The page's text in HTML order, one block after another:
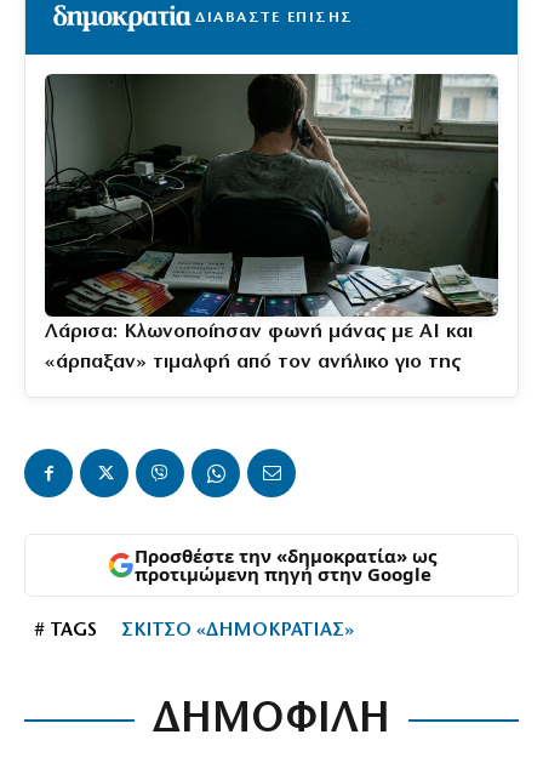
ΔΙΑΒΑΣΤΕ ΕΠΙΣΗΣ
Λάρισα: Κλωνοποίησαν φωνή μάνας με AI και
«άρπαξαν» τιμαλφή από τον ανήλικο γιο της
Προσθέστε την «δημοκρατία» ως
προτιμώμενη πηγή στην Google
# TAGS ΣΚΙΤΣΟ «ΔΗΜΟΚΡΑΤΙΑΣ»
ΔΗΜΟΦΙΛΗ